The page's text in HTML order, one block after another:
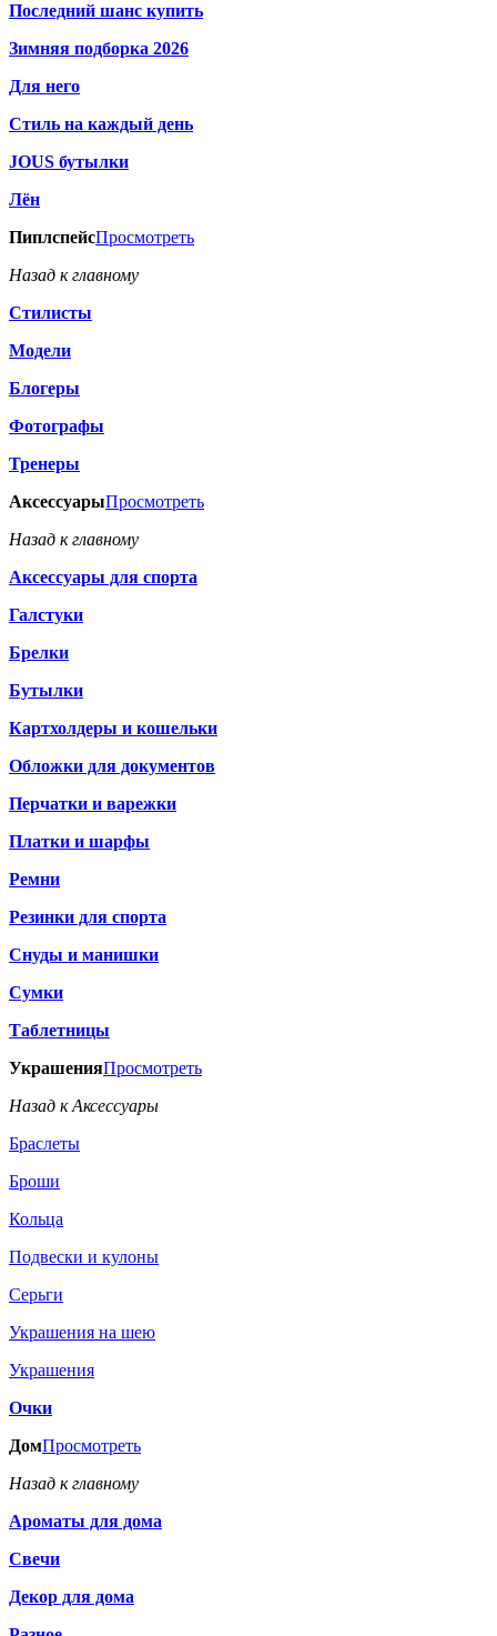
Последний шанс купить
Зимняя подборка 2026
Для него
Стиль на каждый день
JOUS бутылки
Лён
ПиплспейсПросмотреть
Назад к главному
Стилисты
Модели
Блогеры
Фотографы
Тренеры
АксессуарыПросмотреть
Назад к главному
Аксессуары для спорта
Галстуки
Брелки
Бутылки
Картхолдеры и кошельки
Обложки для документов
Перчатки и варежки
Платки и шарфы
Ремни
Резинки для спорта
Снуды и манишки
Сумки
Таблетницы
УкрашенияПросмотреть
Назад к Аксессуары
Браслеты
Броши
Кольца
Подвески и кулоны
Серьги
Украшения на шею
Украшения
Очки
ДомПросмотреть
Назад к главному
Ароматы для дома
Свечи
Декор для дома